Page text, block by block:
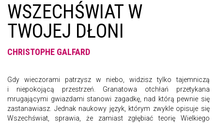
WSZECHŚWIAT W
TWOJEJ DŁONI
CHRISTOPHE GALFARD
Gdy wieczorami patrzysz w niebo, widzisz tylko tajemniczą
i niepokojącą przestrzeń. Granatowa otchłań przetykana
mrugającymi gwiazdami stanowi zagadkę, nad którą pewnie się
zastanawiasz. Jednak naukowy język, którym zwykle opisuje się
Wszechświat, sprawia, że zamiast zgłębiać teorię Wielkiego